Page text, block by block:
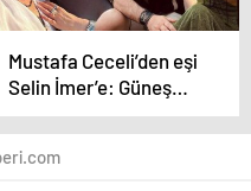
Mustafa Ceceli’den eşi
Selin İmer’e: Güneş
seninle her gün farklı
doğuyor